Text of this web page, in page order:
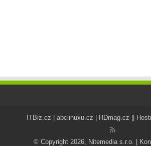
ITBiz.cz abclinuxu.cz HDmag.cz ||
© Copyright 2026, Nitemedia s.r.o. |